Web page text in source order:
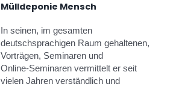
Mülldeponie Mensch
In seinen, im gesamten
deutschsprachigen Raum gehaltenen,
Vorträgen, Seminaren und
Online-Seminaren vermittelt er seit
vielen Jahren verständlich und